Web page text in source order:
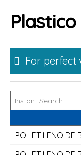
Plastico
For perfect
POLIETILENO DE